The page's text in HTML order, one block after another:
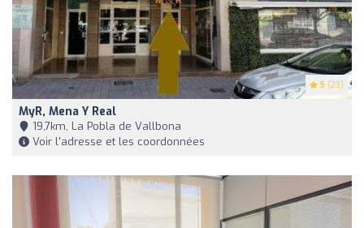
5 (23)
MyR, Mena Y Real
19,7km, La Pobla de Vallbona
Voir l'adresse et les coordonnées